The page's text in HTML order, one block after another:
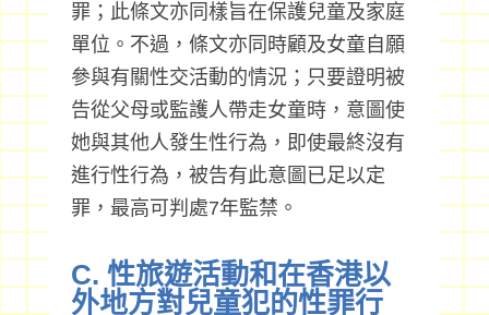
罪；此條文亦同樣旨在保護兒童及家庭
單位。不過，條文亦同時顧及女童自願
參與有關性交活動的情況；只要證明被
告從父母或監護人帶走女童時，意圖使
她與其他人發生性行為，即使最終沒有
進行性行為，被告有此意圖已足以定
罪，最高可判處7年監禁。
C. 性旅遊活動和在香港以
外地方對兒童犯的性罪行